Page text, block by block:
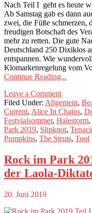
Nach Teil I geht es heute
Ab Samstag gab es dann
zwei, die Füße schmerzen,
freudigen Botschaft des
mehr zu retten. Die gute
Deutschland 250 Dixiklos
entspannen. Wie
Klomarkenregelung vom
Continue Reading...
Leave a Comment
Filed Under: Allgemein,
Current, Alice In Chains,
Festvialsommer, Halestorm,
Park 2019, Slipknot,
Pumpkins, The Struts, Tool
Rock im Park
der Laola-
20. Juni 2019